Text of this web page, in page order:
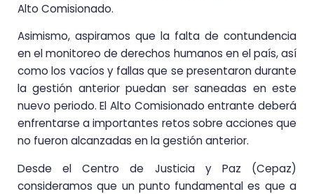
Alto Comisionado.
Asimismo, aspiramos que la falta de contundencia
en el monitoreo de derechos humanos en el país, así
como los vacíos y fallas que se presentaron durante
la gestión anterior puedan ser saneadas en este
nuevo periodo. El Alto Comisionado entrante deberá
enfrentarse a importantes retos sobre acciones que
no fueron alcanzadas en la gestión anterior.
Desde el Centro de Justicia y Paz (Cepaz)
consideramos que un punto fundamental es que a